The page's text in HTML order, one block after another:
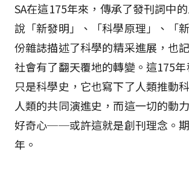
SA在這175年來，傳承了發刊詞中
說「新發明」、「科學原理」、「
份雜誌描述了科學的精采進展，也
社會有了翻天覆地的轉變。這175
只是科學史，它也寫下了人類推動
人類的共同演進史，而這一切的動
好奇心──或許這就是創刊理念。
年。